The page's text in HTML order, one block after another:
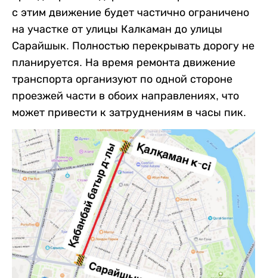
с этим движение будет частично ограничено
на участке от улицы Калкаман до улицы
Сарайшык. Полностью перекрывать дорогу не
планируется. На время ремонта движение
транспорта организуют по одной стороне
проезжей части в обоих направлениях, что
может привести к затруднениям в часы пик.